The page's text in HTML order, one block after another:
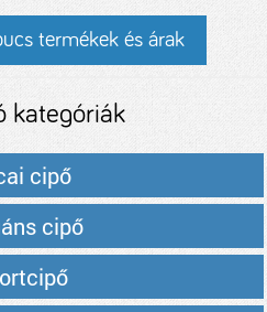
termékek és árak
kategóriák
cipő
cipő